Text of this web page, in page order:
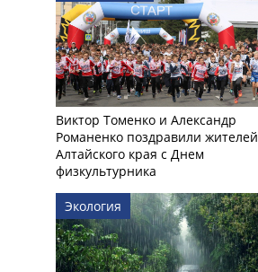
Виктор Томенко и Александр
Романенко поздравили жителей
Алтайского края с Днем
физкультурника
Экология